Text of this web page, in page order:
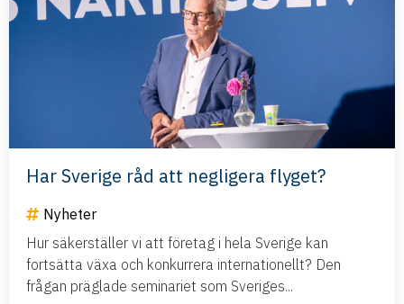
Har Sverige råd att negligera flyget?
Nyheter
Hur säkerställer vi att företag i hela Sverige kan
fortsätta växa och konkurrera internationellt? Den
frågan präglade seminariet som Sveriges...